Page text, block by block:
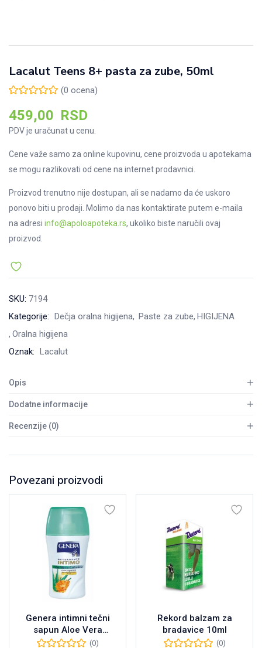
Lacalut Teens 8+ pasta za zube, 50ml
(0 ocena)
459,00 RSD
PDV je uračunat u cenu.
Cene važe samo za online kupovinu, cene proizvoda u apotekama
se mogu razlikovati od cene na internet prodavnici.
Proizvod trenutno nije dostupan, ali se nadamo da će uskoro
ponovo biti u prodaji. Molimo da nas kontaktirate putem e-maila
na adresi info@apoloapoteka.rs, ukoliko biste naručili ovaj
proizvod.
SKU: 7194
Kategorije: Dečja oralna higijena Paste za zube HIGIJENA
Oralna higijena
Oznak: Lacalut
Opis
Dodatne informacije
Recenzije (0)
Povezani proizvodi
Genera intimni tečni
sapun Aloe Vera
300ML
(0)
Rekord balzam za
bradavice 10ml
(0)